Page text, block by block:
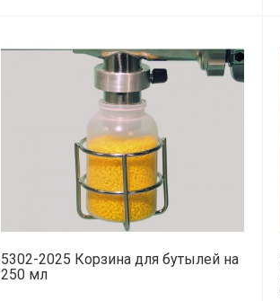
5302-2025 Корзина для бутылей на
250 мл